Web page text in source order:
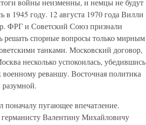
войны неизменны, и немцы не будут
1945 году. 12 августа 1970 года Вилли
ФРГ и Советский Союз признали
решать спорные вопросы только мирным
танками. Московский договор,
несколько успокоилась, убедившись
военному реваншу. Восточная политика
разумной.
поначалу пугающее впечатление.
Валентину Михайловичу